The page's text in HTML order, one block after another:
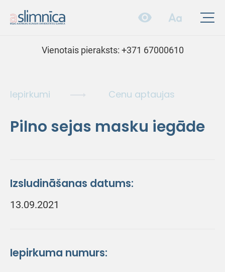
Vienotais pieraksts: +371 67000610
Iepirkumi Cenu aptaujas
Pilno sejas masku iegāde
Izsludināšanas datums:
13.09.2021
Iepirkuma numurs: